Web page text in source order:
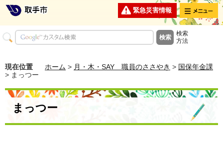
緊急災害情報 メニュー
検索
方法
現在位置 ホーム > 月・木・SAY 職員のささやき > 国保年金課
> まっつー
まっつー